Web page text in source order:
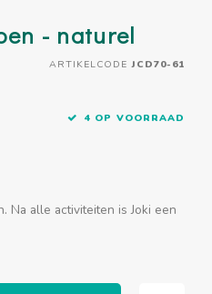
- naturel
ARTIKELCODE JCD70-61
4 OP VOORRAAD
Na alle activiteiten is Joki een